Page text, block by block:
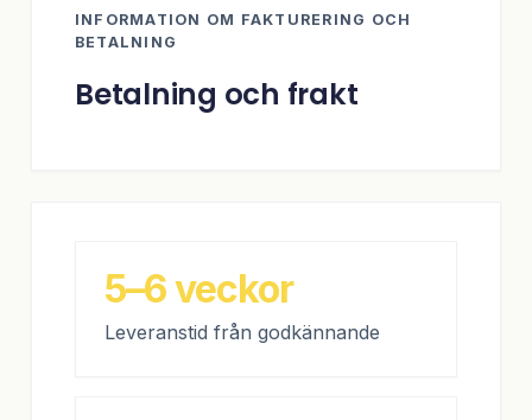
INFORMATION OM FAKTURERING OCH
BETALNING
Betalning och frakt
5–6 veckor
Leveranstid från godkännande